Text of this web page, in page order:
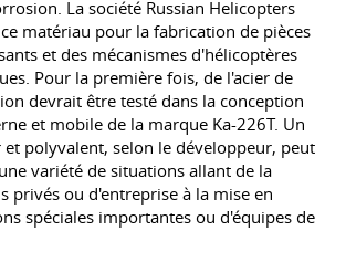
La société Russian Helicopters
matériau pour la fabrication de pièces
et des mécanismes d'hélicoptères
Pour la première fois, de l'acier de
devrait être testé dans la conception
et mobile de la marque Ka-226T. Un
et polyvalent, selon le développeur, peut
variété de situations allant de la
privés ou d'entreprise à la mise en
spéciales importantes ou d'équipes de